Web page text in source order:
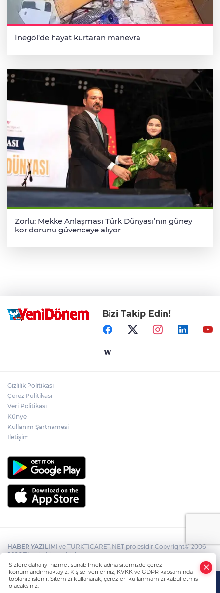
İnegöl'de hayat kurtaran manevra
Zorlu: Mekke Anlaşması Türk Dünyası’nın güney
koridorunu güvenceye alıyor
Bizi Takip Edin!
Gizlilik Politikası
Çerez Politikası
Veri Politikası
Künye
Kullanım Şartnamesi
İletişim
HABER YAZILIMI ve TURKTICARET.NET projesidir Copyright© 2006-
2026 Tüm hakları saklıdır.
Sizlere daha iyi hizmet sunabilmek adına sitemizde çerez
konumlandırmaktayız. Kişisel verileriniz, KVKK ve GDPR kapsamında
toplanıp işlenir. Sitemizi kullanarak, çerezleri kullanmamızı kabul etmiş
olacaksınız.